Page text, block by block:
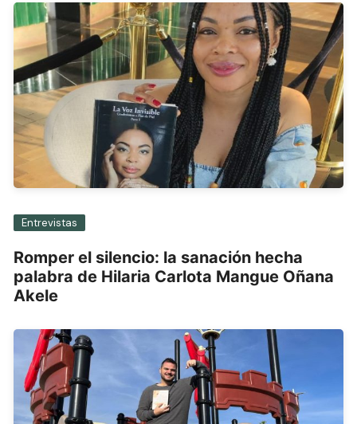
Entrevistas
Romper el silencio: la sanación hecha
palabra de Hilaria Carlota Mangue Oñana
Akele